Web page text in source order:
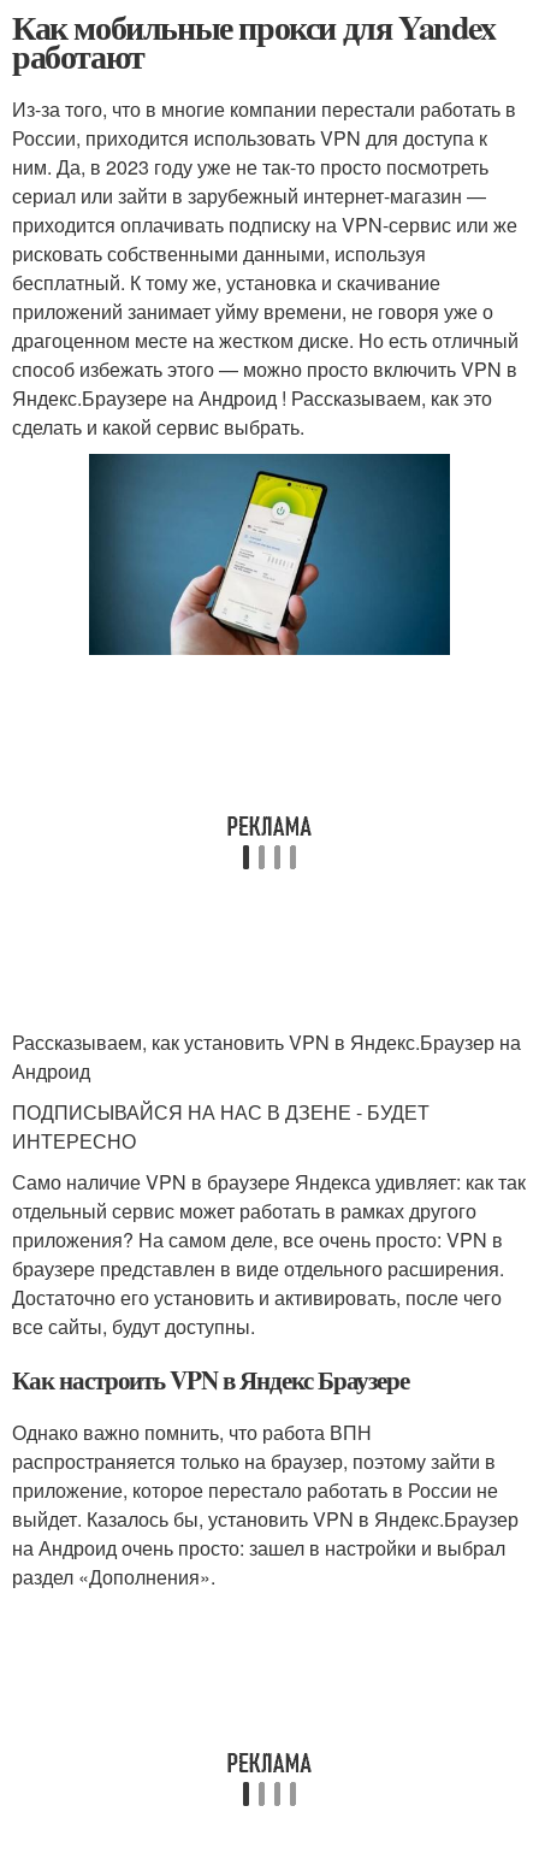
Как мобильные прокси для Yandex
работают
Из-за того, что в многие компании перестали работать в
России, приходится использовать VPN для доступа к
ним. Да, в 2023 году уже не так-то просто посмотреть
сериал или зайти в зарубежный интернет-магазин —
приходится оплачивать подписку на VPN-сервис или же
рисковать собственными данными, используя
бесплатный. К тому же, установка и скачивание
приложений занимает уйму времени, не говоря уже о
драгоценном месте на жестком диске. Но есть отличный
способ избежать этого — можно просто включить VPN в
Яндекс.Браузере на Андроид ! Рассказываем, как это
сделать и какой сервис выбрать.
Рассказываем, как установить VPN в Яндекс.Браузер на
Андроид
ПОДПИСЫВАЙСЯ НА НАС В ДЗЕНЕ - БУДЕТ
ИНТЕРЕСНО
Само наличие VPN в браузере Яндекса удивляет: как так
отдельный сервис может работать в рамках другого
приложения? На самом деле, все очень просто: VPN в
браузере представлен в виде отдельного расширения.
Достаточно его установить и активировать, после чего
все сайты, будут доступны.
Как настроить VPN в Яндекс Браузере
Однако важно помнить, что работа ВПН
распространяется только на браузер, поэтому зайти в
приложение, которое перестало работать в России не
выйдет. Казалось бы, установить VPN в Яндекс.Браузер
на Андроид очень просто: зашел в настройки и выбрал
раздел «Дополнения».